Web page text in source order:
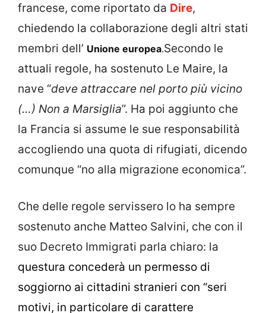
francese, come riportato da Dire,
chiedendo la collaborazione degli altri stati
membri dell’ Unione europea.Secondo le
attuali regole, ha sostenuto Le Maire, la
nave “deve attraccare nel porto più vicino
(…) Non a Marsiglia”. Ha poi aggiunto che
la Francia si assume le sue responsabilità
accogliendo una quota di rifugiati, dicendo
comunque “no alla migrazione economica”.
Che delle regole servissero lo ha sempre
sostenuto anche Matteo Salvini, che con il
suo Decreto Immigrati parla chiaro: la
questura concederà un permesso di
soggiorno ai cittadini stranieri con “seri
motivi, in particolare di carattere